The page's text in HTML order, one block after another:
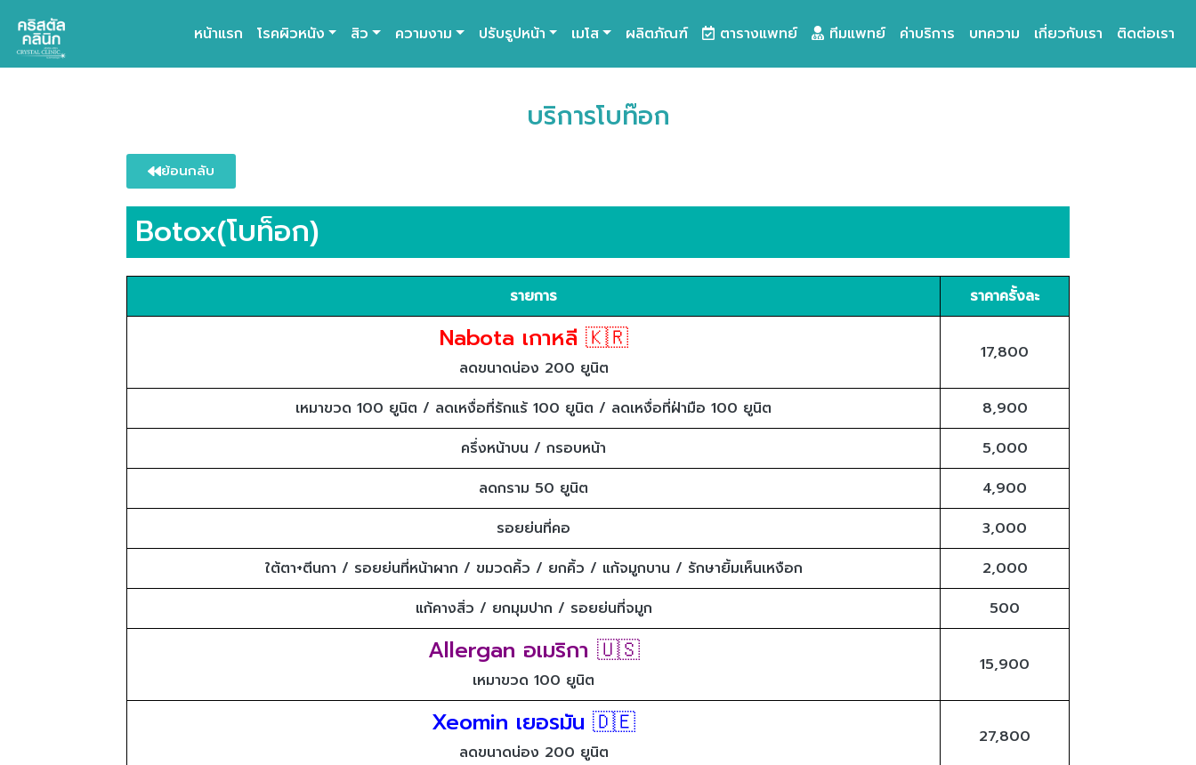
Main Navigation
หน้าแรก โรคผิวหนัง สิว ความงาม ปรับรูปหน้า เมโส ผลิตภัณฑ์ ตารางแพทย์ ทีมแพทย์ ค่าบริการ บทความ เกี่ยวกับเรา ติดต่อเรา
บริการโบท๊อก
ย้อนกลับ
Botox(โบท็อก)
รายการ ราคาครั้งละ
Nabota เกาหลี 🇰🇷
ลดขนาดน่อง 200 ยูนิต
17,800
เหมาขวด 100 ยูนิต / ลดเหงื่อที่รักแร้ 100 ยูนิต / ลดเหงื่อที่ฝ่ามือ 100 ยูนิต
8,900
ครึ่งหน้าบน / กรอบหน้า
5,000
ลดกราม 50 ยูนิต
4,900
รอยย่นที่คอ
3,000
ใต้ตา+ตีนกา / รอยย่นที่หน้าผาก / ขมวดคิ้ว / ยกคิ้ว / แก้จมูกบาน / รักษายิ้มเห็นเหงือก
2,000
แก้คางสิ่ว / ยกมุมปาก / รอยย่นที่จมูก
500
Allergan อเมริกา 🇺🇸
เหมาขวด 100 ยูนิต
15,900
Xeomin เยอรมัน 🇩🇪
ลดขนาดน่อง 200 ยูนิต
27,800